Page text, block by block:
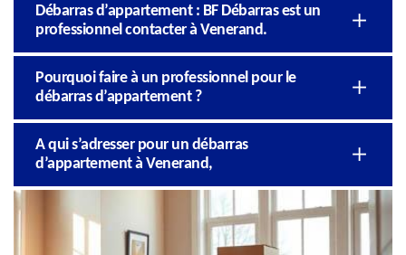
Débarras d’appartement : BF Débarras est un
professionnel contacter à Venerand.
Pourquoi faire à un professionnel pour le
débarras d’appartement ?
A qui s’adresser pour un débarras
d’appartement à Venerand,